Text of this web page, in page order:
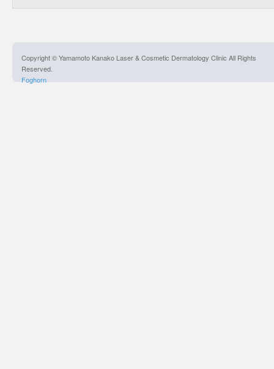
Copyright © Yamamoto Kanako Laser & Cosmetic Dermatology Clinic All Rights
Reserved.
Foghorn